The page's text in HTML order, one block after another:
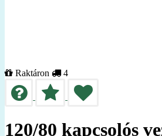
Raktáron 4
120/80 kapcsolós